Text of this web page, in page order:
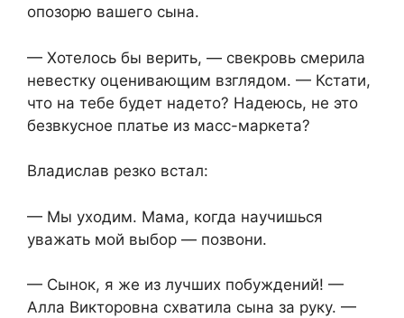
опозорю вашего сына.
— Хотелось бы верить, — свекровь смерила
невестку оценивающим взглядом. — Кстати,
что на тебе будет надето? Надеюсь, не это
безвкусное платье из масс-маркета?
Владислав резко встал:
— Мы уходим. Мама, когда научишься
уважать мой выбор — позвони.
— Сынок, я же из лучших побуждений! —
Алла Викторовна схватила сына за руку. —